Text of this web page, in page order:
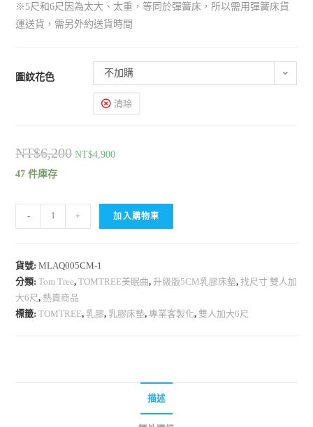
※5尺和6尺因為太大、太重，等同於彈簧床，所以需用彈簧床貨
運送貨，需另外約送貨時間
圖紋花色 不加購
清除
NT$6,200 NT$4,900
47 件庫存
- + 加入購物車
貨號:MLAQ005CM-1
分類:Tom Tree,TOMTREE美眠曲,升級版5CM乳膠床墊,找尺寸 雙人加
大6尺, 熱賣商品
標籤:TOMTREE,乳膠,乳膠床墊,專業客製化,雙人加大6尺
描述